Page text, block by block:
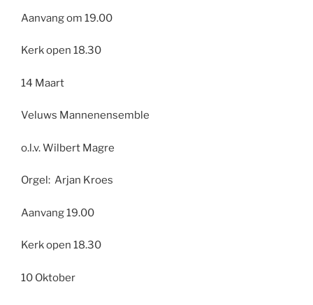
Aanvang om 19.00
Kerk open 18.30
14 Maart
Veluws Mannenensemble
o.l.v. Wilbert Magre
Orgel: Arjan Kroes
Aanvang 19.00
Kerk open 18.30
10 Oktober